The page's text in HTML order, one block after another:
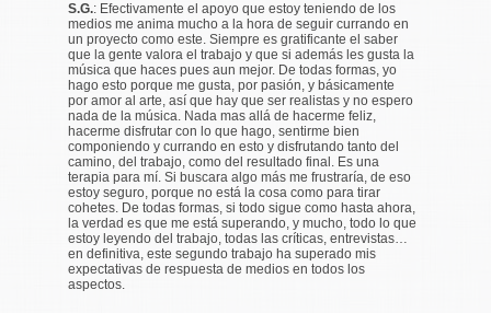
S.G.: Efectivamente el apoyo que estoy teniendo de los
medios me anima mucho a la hora de seguir currando en
un proyecto como este. Siempre es gratificante el saber
que la gente valora el trabajo y que si además les gusta la
música que haces pues aun mejor. De todas formas, yo
hago esto porque me gusta, por pasión, y básicamente
por amor al arte, así que hay que ser realistas y no espero
nada de la música. Nada mas allá de hacerme feliz,
hacerme disfrutar con lo que hago, sentirme bien
componiendo y currando en esto y disfrutando tanto del
camino, del trabajo, como del resultado final. Es una
terapia para mí. Si buscara algo más me frustraría, de eso
estoy seguro, porque no está la cosa como para tirar
cohetes. De todas formas, si todo sigue como hasta ahora,
la verdad es que me está superando, y mucho, todo lo que
estoy leyendo del trabajo, todas las críticas, entrevistas…
en definitiva, este segundo trabajo ha superado mis
expectativas de respuesta de medios en todos los
aspectos.